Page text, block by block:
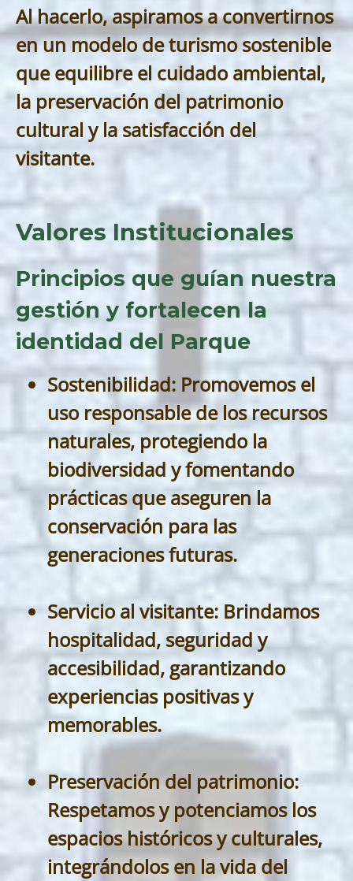
Al hacerlo, aspiramos a convertirnos
en un modelo de turismo sostenible
que equilibre el cuidado ambiental,
la preservación del patrimonio
cultural y la satisfacción del
visitante.
Valores Institucionales
Principios que guían nuestra
gestión y fortalecen la
identidad del Parque
Sostenibilidad: Promovemos el
uso responsable de los recursos
naturales, protegiendo la
biodiversidad y fomentando
prácticas que aseguren la
conservación para las
generaciones futuras.
Servicio al visitante: Brindamos
hospitalidad, seguridad y
accesibilidad, garantizando
experiencias positivas y
memorables.
Preservación del patrimonio:
Respetamos y potenciamos los
espacios históricos y culturales,
integrándolos en la vida del